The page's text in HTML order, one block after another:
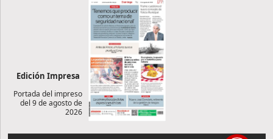
Edición Impresa
Portada del impreso
del 9 de agosto de
2026